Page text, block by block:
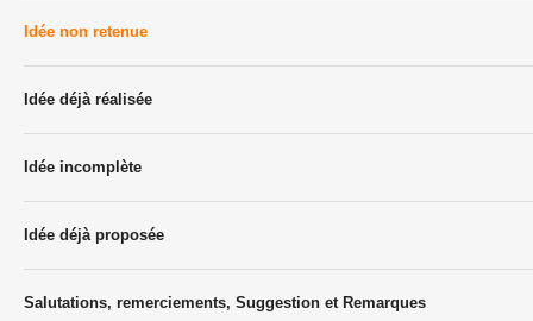
Idée non retenue
Idée déjà réalisée
Idée incomplète
Idée déjà proposée
Salutations, remerciements, Suggestion et Remarques